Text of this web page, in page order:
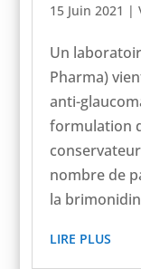
15 Juin 2021 |
Un
Pharma)
anti-
formulation
nombre de
la
LIRE PLUS